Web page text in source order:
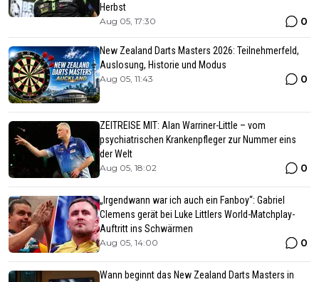
Herbst
Aug 05, 17:30 0
New Zealand Darts Masters 2026: Teilnehmerfeld,
Auslosung, Historie und Modus
Aug 05, 11:43 0
ZEITREISE MIT: Alan Warriner-Little – vom
psychiatrischen Krankenpfleger zur Nummer eins
der Welt
Aug 05, 18:02 0
„Irgendwann war ich auch ein Fanboy“: Gabriel
Clemens gerät bei Luke Littlers World-Matchplay-
Auftritt ins Schwärmen
Aug 05, 14:00 0
Wann beginnt das New Zealand Darts Masters in